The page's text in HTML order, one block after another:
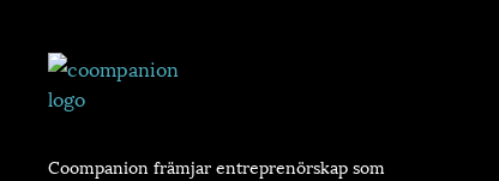
Coompanion främjar entreprenörskap som